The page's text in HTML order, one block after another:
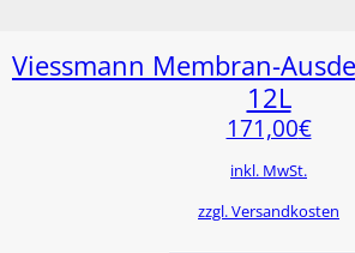
Viessmann Membran-
12L
171,00€
inkl. MwSt.
zzgl. Versandkosten